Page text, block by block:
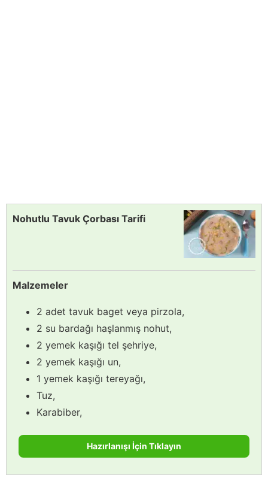
Nohutlu Tavuk Çorbası Tarifi
Malzemeler
2 adet tavuk baget veya pirzola,
2 su bardağı haşlanmış nohut,
2 yemek kaşığı tel şehriye,
2 yemek kaşığı un,
1 yemek kaşığı tereyağı,
Tuz,
Karabiber,
Hazırlanışı İçin Tıklayın